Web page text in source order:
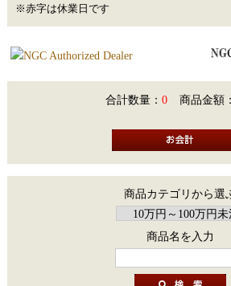
※赤字は休業日です
合計数量： 0 商品金額：
商品カテゴリから選
商品名を入力